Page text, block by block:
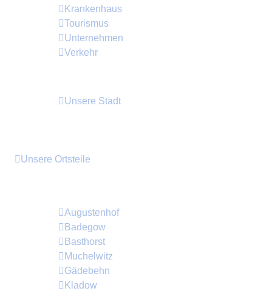
Krankenhaus
Tourismus
Unternehmen
Verkehr
Unsere Stadt
Unsere Ortsteile
Augustenhof
Badegow
Basthorst
Muchelwitz
Gädebehn
Kladow